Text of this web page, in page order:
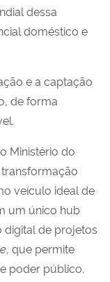
dessa
doméstico e
e a captação
de forma
Ministério do
veículo ideal de
um único hub
digital de projetos
, que permite
poder público.